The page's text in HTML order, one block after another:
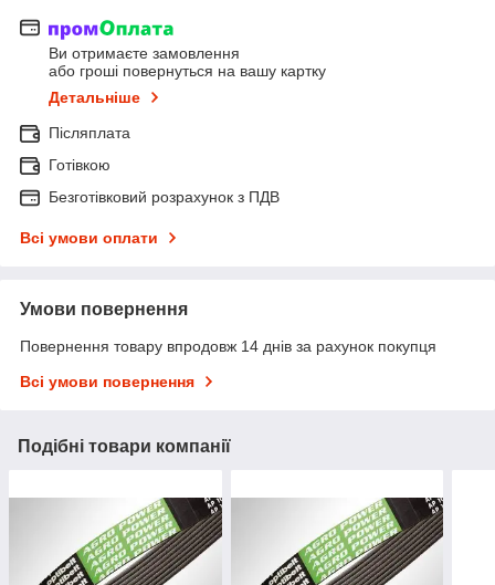
Ви отримаєте замовлення
або гроші повернуться на вашу картку
Детальніше
Післяплата
Готівкою
Безготівковий розрахунок з ПДВ
Всі умови оплати
Умови повернення
Повернення товару впродовж 14 днів за рахунок покупця
Всі умови повернення
Подібні товари компанії